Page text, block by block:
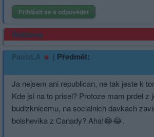
Přihlásit se a odpovědět
Reklama
PaulzLA | Předmět:
Ja nejsem ani republican, ne tak jeste k
Kde jsi na to prisel? Protoze mam prdel z
budizknicemu, na socialnich davkach
bolshevika z Canady? Aha!😂😂.